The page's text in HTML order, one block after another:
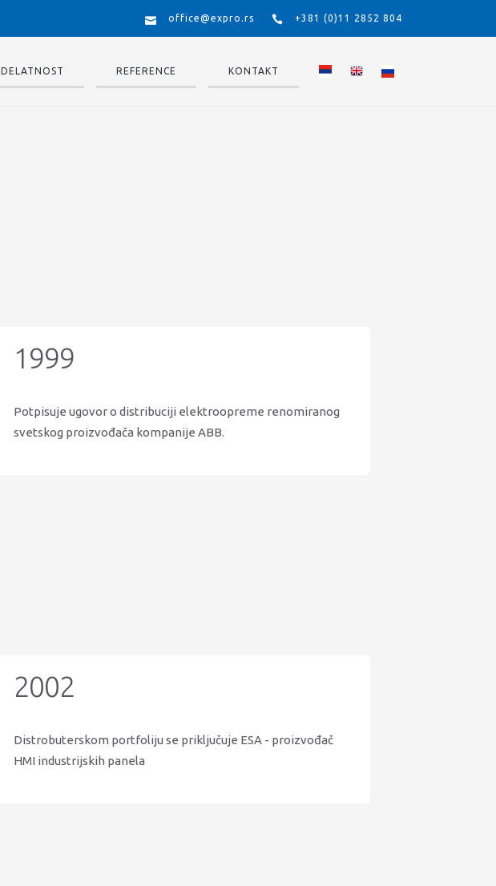
office@expro.rs +381 (0)11 2852 804
DELATNOST REFERENCE KONTAKT
1999
Potpisuje ugovor o distribuciji elektroopreme renomiranog
svetskog proizvođača kompanije ABB.
2002
Distrobuterskom portfoliju se priključuje ESA - proizvođač
HMI industrijskih panela